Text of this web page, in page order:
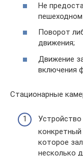
Не
пешеходном
Поворот
движения;
Движение
включения
Стационарные
конкретный
которое
несколько